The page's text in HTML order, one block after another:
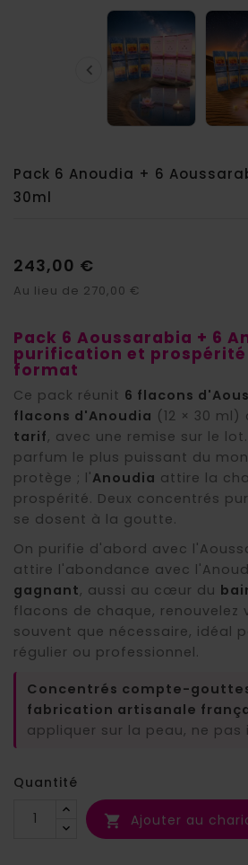

Pack 6 Anoudia + 6
30ml
243,00 €
Au lieu de 270,00 €
Pack 6 Aoussarabia + 6
purification et prospérité
format
Ce pack réunit 6 flacons
flacons d'Anoudia (12 × 30 ml)
tarif, avec une remise sur le lot.
parfum le plus puissant du
protège ; l'Anoudia attire la
prospérité. Deux concentrés
se dosent à la goutte.
On purifie d'abord avec
attire l'abondance avec
gagnant, aussi au cœur du
flacons de chaque, renouvelez
souvent que nécessaire, idéal
régulier ou professionnel.
Concentrés compte-
fabrication artisanale
appliquer sur la peau, ne pas
Quantité
 Ajouter au